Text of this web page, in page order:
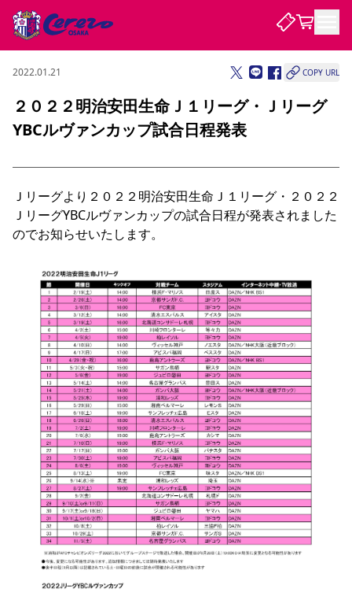
試合・チーム
試合について
チームについて
選手・スタッフ スケジュール メディア情報 アクセス
レディース
アカデミー
ハナサカプレーヤー
観戦する
チケット情報 販売スケジュール 価格・席種 購入方法
シーズンシート
法人シーズンシート 福祉サービス
団体チケット
特定興行入場券 譲渡サービス
初めて観戦ガイド キッズ向けサービス グルメ マッチデープログラム
観戦マナー&ルール ビジターサポーター観戦ガイド 公式アプリ
スタジアム
YANMAR HANASAKA STADIUM
DAZNで観戦
DAZNで観戦
アウェイツアー
アウェイツアー
よくある質問
よくある質問
セレッソ大阪について
サポートする
パートナー企業募集中 セレッソ大阪VISAカード サポートスタッフ
セレッソアイデアちょうだいな 応援商店街
Lise（ライセンスビジネス）
サステナビリティ
サステナビリティポリシー SDGsのゴール インパクトレポート
活動レポート SPORT POSITIVE LEAGUES 取り組み実績
スポーツクラブ
スポーツクラブ
関連団体/施設
長居公園 セレッソフットサルパーク セレッソフットサルパーク長居
セレッソスポーツパーク舞洲 YANMAR HANASAKA STADIUM
セレッソ大阪アカデミー 子供のサッカースクール
大人のサッカースクール その他スポーツクラブ
ファンクラブ
ファンクラブ
SAKURA SOCIO SAKURA POINT Program 招待券引換方法 先行入場
まいセレチケット 会員規定 婚姻届・出生届・命名書
ニュース
ニュース
すべて チーム グッズ チケット イベント ファンクラブ
ホームタウン パートナー スポーツクラブ メディア 30周年
レディース
アカデミー
2022.01.21 COPY URL
２０２２明治安田生命Ｊ１リーグ・Ｊリーグ
YBCルヴァンカップ試合日程発表
Ｊリーグより２０２２明治安田生命Ｊ１リーグ・２０２２
ＪリーグYBCルヴァンカップの試合日程が発表されました
のでお知らせいたします。